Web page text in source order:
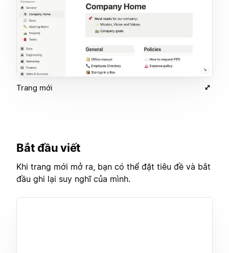
Trang mới
Bắt đầu viết
Khi trang mới mở ra, bạn có thể đặt tiêu đề và bắt
đầu ghi lại suy nghĩ của mình.